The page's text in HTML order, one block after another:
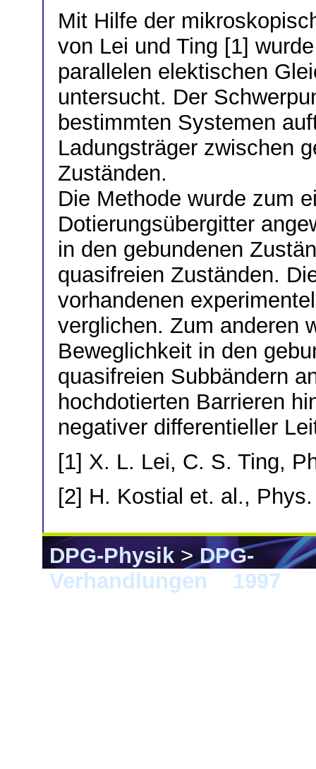
Mit Hilfe der
von Lei und Ting [1]
parallelen elektischen
untersucht. Der
bestimmten Systemen
Ladungsträger zwischen
Zuständen.
Die Methode wurde zum
Dotierungsübergitter
in den gebundenen
quasifreien Zuständen.
vorhandenen
verglichen. Zum anderen
Beweglichkeit in den
quasifreien Subbändern
hochdotierten Barrieren
negativer differentieller
[1] X. L. Lei, C. S. Ting,
[2] H. Kostial et. al.,
DPG-Physik>DPG-
Verhandlungen
1997